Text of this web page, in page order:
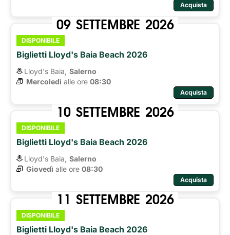
Acquista
09 SETTEMBRE 2026
DISPONIBILE
Biglietti Lloyd's Baia Beach 2026
Lloyd's Baia, Salerno
Mercoledì alle ore 08:30
Acquista
10 SETTEMBRE 2026
DISPONIBILE
Biglietti Lloyd's Baia Beach 2026
Lloyd's Baia, Salerno
Giovedì alle ore 08:30
Acquista
11 SETTEMBRE 2026
DISPONIBILE
Biglietti Lloyd's Baia Beach 2026